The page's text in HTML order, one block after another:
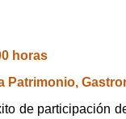
horas
de participación